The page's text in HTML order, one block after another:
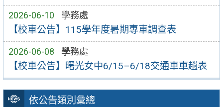
2026-06-10 學務處
【校車公告】115學年度暑期專車調查表
2026-06-08 學務處
【校車公告】曙光女中6/15–6/18交通車車趟表
依公告類別彙總